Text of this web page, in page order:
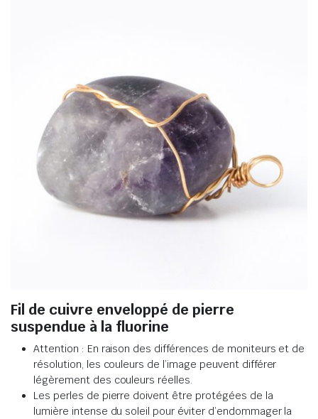
Fil de cuivre enveloppé de pierre
suspendue à la fluorine
Attention : En raison des différences de moniteurs et de
résolution, les couleurs de l’image peuvent différer
légèrement des couleurs réelles.
Les perles de pierre doivent être protégées de la
lumière intense du soleil pour éviter d’endommager la